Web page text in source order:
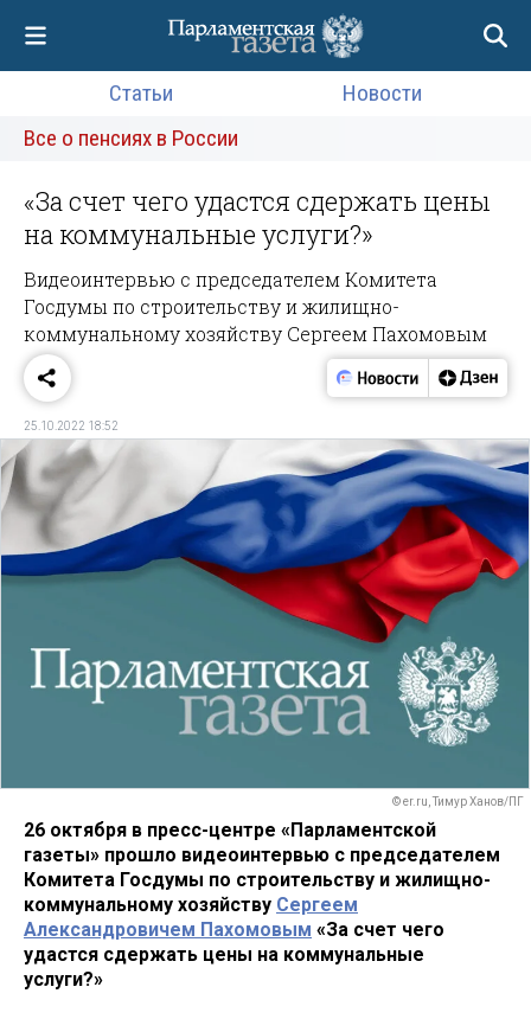
Статьи
Новости
Все о пенсиях в России
«За счет чего удастся сдержать цены
на коммунальные услуги?»
Видеоинтервью с председателем Комитета
Госдумы по строительству и жилищно-
коммунальному хозяйству Сергеем Пахомовым
25.10.2022 18:52
© er.ru, Тимур Ханов/ПГ
26 октября в пресс-центре «Парламентской
газеты» прошло видеоинтервью с председателем
Комитета Госдумы по строительству и жилищно-
коммунальному хозяйству Сергеем
Александровичем Пахомовым «За счет чего
удастся сдержать цены на коммунальные
услуги?»